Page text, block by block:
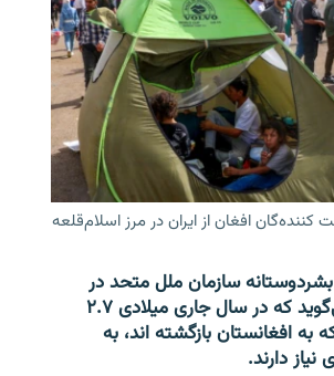
افغان از ایران در مرز اسلام‌قلعه
سازمان ملل متحد در
افغانستان (اوچا) می‌گوید که در سال جاری میلادی ۲.۷
به افغانستان بازگشته اند، به
دارند.